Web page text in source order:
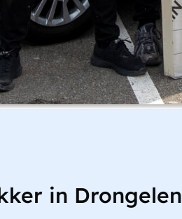
in Drongelen